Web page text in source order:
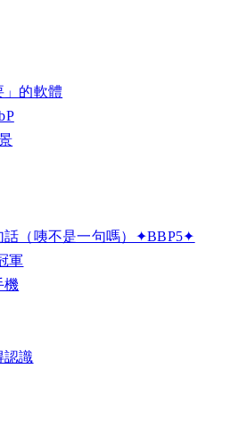
」的軟體
話（咦不是一句嗎）✦BBP5✦
軍
機
認識